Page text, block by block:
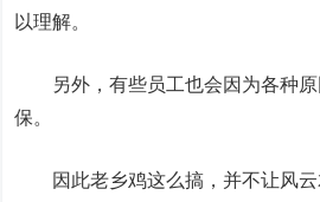
以理解。
另外，有些员工也会因为各种原
保。
因此老乡鸡这么搞，并不让风云